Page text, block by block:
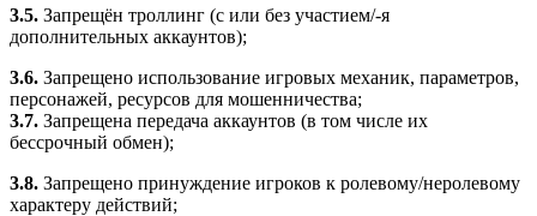
3.5. Запрещён троллинг (с или без участием/-я
дополнительных аккаунтов);
3.6. Запрещено использование игровых механик, параметров,
персонажей, ресурсов для мошенничества;
3.7. Запрещена передача аккаунтов (в том числе их
бессрочный обмен);
3.8. Запрещено принуждение игроков к ролевому/неролевому
характеру действий;